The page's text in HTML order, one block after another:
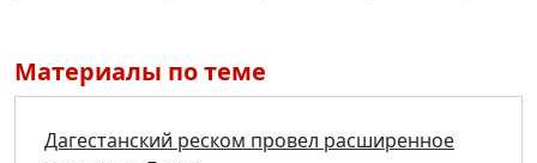
Материалы по теме
Дагестанский реском провел расширенное